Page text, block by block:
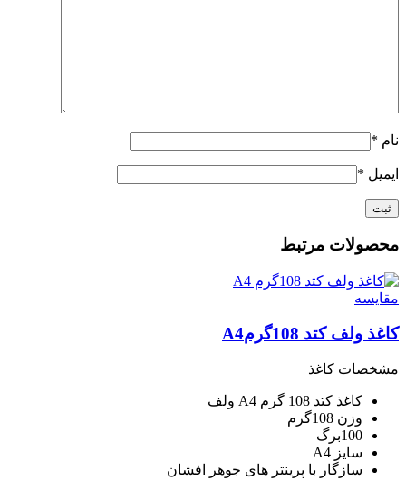
نام *
ایمیل *
محصولات مرتبط
مقايسه
کاغذ ولف کتد 108گرمA4
مشخصات کاغذ
کاغذ کتد 108 گرم A4 ولف
وزن 108گرم
100برگ
سایز A4
سازگار با پرینتر های جوهر افشان